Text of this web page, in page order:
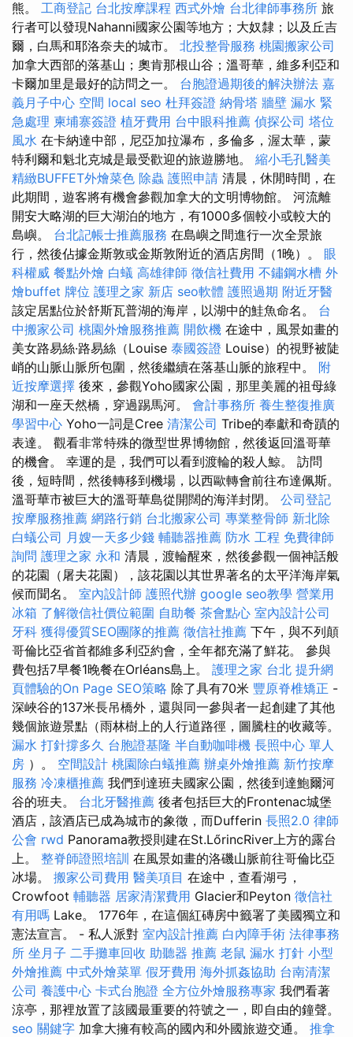
熊。 工商登記 台北按摩課程 西式外燴 台北律師事務所 旅
行者可以發現Nahanni國家公園等地方；大奴隸；以及丘吉
爾，白馬和耶洛奈夫的城市。 北投整骨服務 桃園搬家公司
加拿大西部的落基山；奧肯那根山谷；溫哥華，維多利亞和
卡爾加里是最好的訪問之一。 台胞證過期後的解決辦法 嘉
義月子中心 空間 local seo 杜拜簽證 納骨塔 牆壁 漏水 緊
急處理 柬埔寨簽證 植牙費用 台中眼科推薦 偵探公司 塔位
風水 在卡納達中部，尼亞加拉瀑布，多倫多，渥太華，蒙
特利爾和魁北克城是最受歡迎的旅遊勝地。 縮小毛孔醫美
精緻BUFFET外燴菜色 除蟲 護照申請 清晨，休閒時間，在
此期間，遊客將有機會參觀加拿大的文明博物館。 河流離
開安大略湖的巨大湖泊的地方，有1000多個較小或較大的
島嶼。 台北記帳士推薦服務 在島嶼之間進行一次全景旅
行，然後佔據金斯敦或金斯敦附近的酒店房間（1晚）。 眼
科權威 餐點外燴 白蟻 高雄律師 徵信社費用 不鏽鋼水槽 外
燴buffet 牌位 護理之家 新店 seo軟體 護照過期 附近牙醫
該定居點位於舒斯瓦普湖的海岸，以湖中的鮭魚命名。 台
中搬家公司 桃園外燴服務推薦 開飲機 在途中，風景如畫的
美女路易絲·路易絲（Louise 泰國簽證 Louise）的視野被陡
峭的山脈山脈所包圍，然後繼續在落基山脈的旅程中。 附
近按摩選擇 後來，參觀Yoho國家公園，那里美麗的祖母綠
湖和一座天然橋，穿過踢馬河。 會計事務所 養生整復推廣
學習中心 Yoho一詞是Cree 清潔公司 Tribe的奉獻和奇蹟的
表達。 觀看非常特殊的微型世界博物館，然後返回溫哥華
的機會。 幸運的是，我們可以看到渡輪的殺人鯨。 訪問
後，短時間，然後轉移到機場，以西歐轉會前往布達佩斯。
溫哥華市被巨大的溫哥華島從開闊的海洋封閉。 公司登記
按摩服務推薦 網路行銷 台北搬家公司 專業整骨師 新北除
白蟻公司 月嫂一天多少錢 輔聽器推薦 防水 工程 免費律師
詢問 護理之家 永和 清晨，渡輪醒來，然後參觀一個神話般
的花園（屠夫花園），該花園以其世界著名的太平洋海岸氣
候而聞名。 室內設計師 護照代辦 google seo教學 營業用
冰箱 了解徵信社價位範圍 自助餐 茶會點心 室內設計公司
牙科 獲得優質SEO團隊的推薦 徵信社推薦 下午，與不列顛
哥倫比亞省首都維多利亞約會，全年都充滿了鮮花。 參與
費包括7早餐1晚餐在Orléans島上。 護理之家 台北 提升網
頁體驗的On Page SEO策略 除了具有70米 豐原脊椎矯正 -
深峽谷的137米長吊橋外，還與同一參與者一起創建了其他
幾個旅遊景點（雨林樹上的人行道路徑，圖騰柱的收藏等。
漏水 打針撐多久 台胞證基隆 半自動咖啡機 長照中心 單人
房 ）。 空間設計 桃園除白蟻推薦 辦桌外燴推薦 新竹按摩
服務 冷凍櫃推薦 我們到達班夫國家公園，然後到達鮑爾河
谷的班夫。 台北牙醫推薦 後者包括巨大的Frontenac城堡
酒店，該酒店已成為城市的象徵，而Dufferin 長照2.0 律師
公會 rwd Panorama教授則建在St.LőrincRiver上方的露台
上。 整脊師證照培訓 在風景如畫的洛磯山脈前往哥倫比亞
冰場。 搬家公司費用 醫美項目 在途中，查看湖弓，
Crowfoot 輔聽器 居家清潔費用 Glacier和Peyton 徵信社
有用嗎 Lake。 1776年，在這個紅磚房中籤署了美國獨立和
憲法宣言。 - 私人派對 室內設計推薦 白內障手術 法律事務
所 坐月子 二手攤車回收 助聽器 推薦 老鼠 漏水 打針 小型
外燴推薦 中式外燴菜單 假牙費用 海外抓姦協助 台南清潔
公司 養護中心 卡式台胞證 全方位外燴服務專家 我們看著
涼亭，那裡放置了該國最重要的符號之一，即自由的鐘聲。
seo 關鍵字 加拿大擁有較高的國內和外國旅遊交通。 推拿